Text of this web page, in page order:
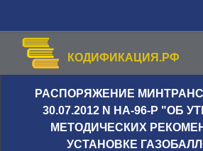
КОДИФИКАЦИЯ.РФ
РАСПОРЯЖЕНИЕ
30.07.2012 N НА-96-Р "ОБ
МЕТОДИЧЕСКИХ
УСТАНОВКЕ